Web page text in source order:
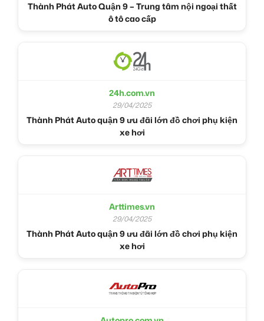
Thành Phát Auto Quận 9 – Trung tâm nội ngoại thất
ô tô cao cấp
24h.com.vn
29/04/2025
Thành Phát Auto quận 9 ưu đãi lớn đồ chơi phụ kiện
xe hơi
Arttimes.vn
29/04/2025
Thành Phát Auto quận 9 ưu đãi lớn đồ chơi phụ kiện
xe hơi